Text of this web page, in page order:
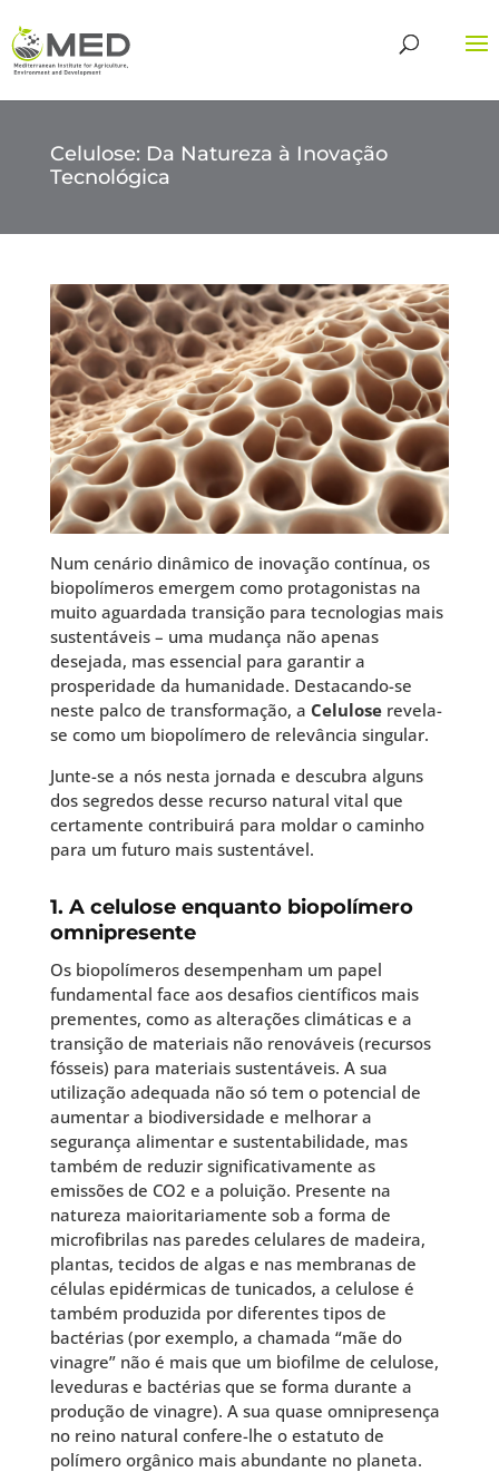
Celulose: Da Natureza à Inovação
Tecnológica
Num cenário dinâmico de inovação contínua, os
biopolímeros emergem como protagonistas na
muito aguardada transição para tecnologias mais
sustentáveis – uma mudança não apenas
desejada, mas essencial para garantir a
prosperidade da humanidade. Destacando-se
neste palco de transformação, a Celuloserevela-
se como um biopolímero de relevância singular.
Junte-se a nós nesta jornada e descubra alguns
dos segredos desse recurso natural vital que
certamente contribuirá para moldar o caminho
para um futuro mais sustentável.
1. A celulose enquanto biopolímero
omnipresente
Os biopolímeros desempenham um papel
fundamental face aos desafios científicos mais
prementes, como as alterações climáticas e a
transição de materiais não renováveis (recursos
fósseis) para materiais sustentáveis. A sua
utilização adequada não só tem o potencial de
aumentar a biodiversidade e melhorar a
segurança alimentar e sustentabilidade, mas
também de reduzir significativamente as
emissões de CO2 e a poluição. Presente na
natureza maioritariamente sob a forma de
microfibrilas nas paredes celulares de madeira,
plantas, tecidos de algas e nas membranas de
células epidérmicas de tunicados, a celulose é
também produzida por diferentes tipos de
bactérias (por exemplo, a chamada “mãe do
vinagre” não é mais que um biofilme de celulose,
leveduras e bactérias que se forma durante a
produção de vinagre). A sua quase omnipresença
no reino natural confere-lhe o estatuto de
polímero orgânico mais abundante no planeta.